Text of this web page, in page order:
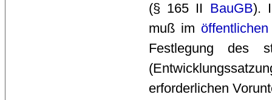
(§ 165 II BauGB).
muß im
Festlegung des
erforderlichen